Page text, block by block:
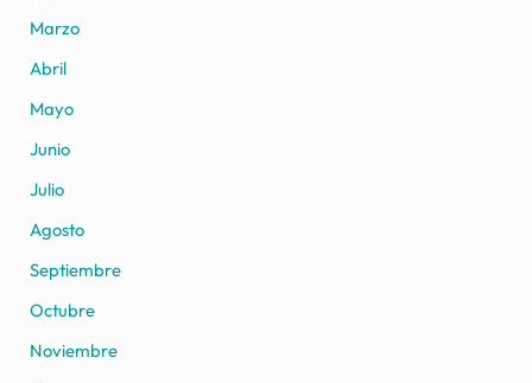
Marzo
Abril
Mayo
Junio
Julio
Agosto
Septiembre
Octubre
Noviembre